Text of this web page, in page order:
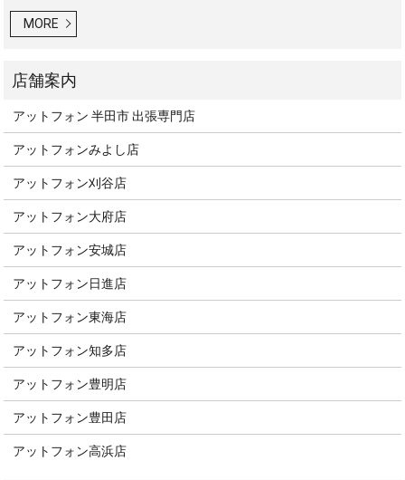
MORE
アットフォン 半田市 出張専門店
アットフォンみよし店
アットフォン刈谷店
アットフォン大府店
アットフォン安城店
アットフォン日進店
アットフォン東海店
アットフォン知多店
アットフォン豊明店
アットフォン豊田店
アットフォン高浜店